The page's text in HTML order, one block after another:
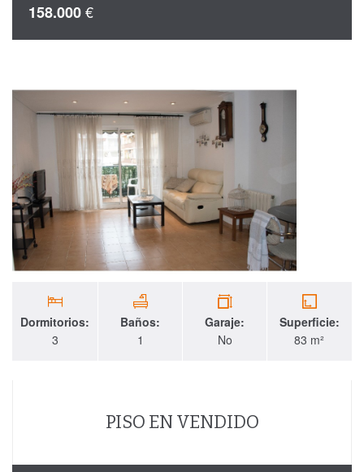
158.000€
Dormitorios:
3
Baños:
1
Garaje:
No
Superficie:
83 m²
PISO EN VENDIDO